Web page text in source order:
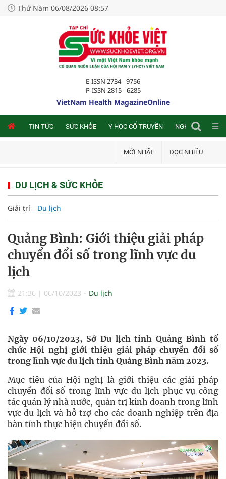
Thứ Năm 06/08/2026 08:57
E-ISSN 2734 - 9756
P-ISSN 2815 - 6285
VietNam Health MagazineOnline
TIN TỨC SỨC KHỎE Y HỌC CỔ TRUYỀN NGHIÊN CỨU
MỚI NHẤT ĐỌC NHIỀU
DU LỊCH & SỨC KHỎE
Giải trí Du lịch
Quảng Bình: Giới thiệu giải pháp
chuyển đổi số trong lĩnh vực du
lịch
21:36 | 06/10/2023 Du lịch
Ngày 06/10/2023, Sở Du lịch tỉnh Quảng Bình tổ
chức Hội nghị giới thiệu giải pháp chuyển đổi số
trong lĩnh vực du lịch tỉnh Quảng Bình năm 2023.
Mục tiêu của Hội nghị là giới thiệu các giải pháp
chuyển đổi số trong lĩnh vực du lịch phục vụ công
tác quản lý nhà nước, quản trị kinh doanh trong lĩnh
vực du lịch và hỗ trợ cho các doanh nghiệp trên địa
bàn tỉnh thực hiện chuyển đổi số.